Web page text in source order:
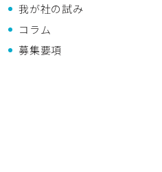
我が社の試み
コラム
募集要項